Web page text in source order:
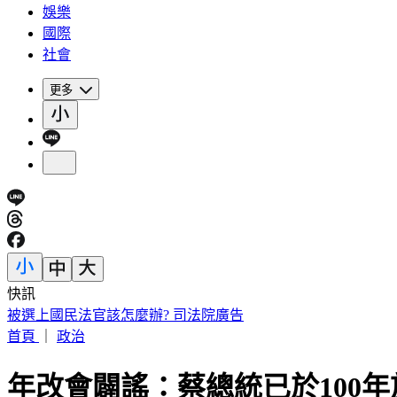
娛樂
國際
社會
更多
快訊
白海豚颱風路徑又變了！北部首當其衝 風雨最猛時刻曝
首頁
政治
年改會闢謠：蔡總統已於100